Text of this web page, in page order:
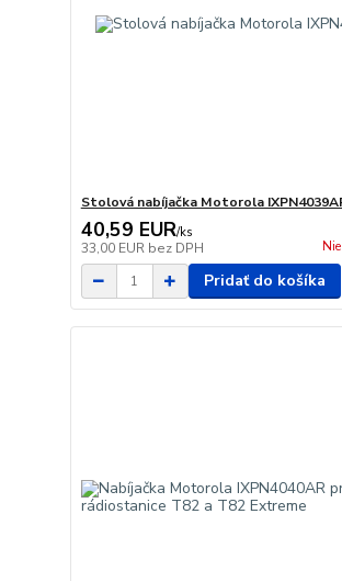
Stolová nabíjačka Motorola
40,59 EUR/ks
33,00 EUR bez DPH
Pridať do košíka